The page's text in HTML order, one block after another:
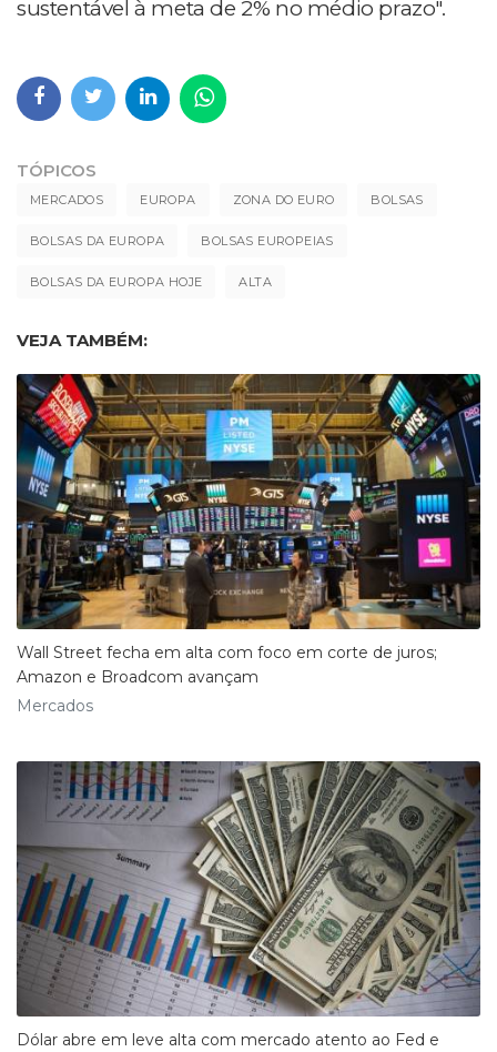
sustentável à meta de 2% no médio prazo".
TÓPICOS
MERCADOS EUROPA ZONA DO EURO BOLSAS
BOLSAS DA EUROPA BOLSAS EUROPEIAS
BOLSAS DA EUROPA HOJE ALTA
VEJA TAMBÉM:
Wall Street fecha em alta com foco em corte de juros;
Amazon e Broadcom avançam
Mercados
Dólar abre em leve alta com mercado atento ao Fed e